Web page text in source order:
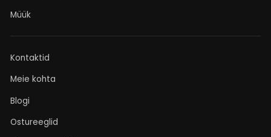
Müük
Kontaktid
Meie kohta
Blogi
Ostureeglid